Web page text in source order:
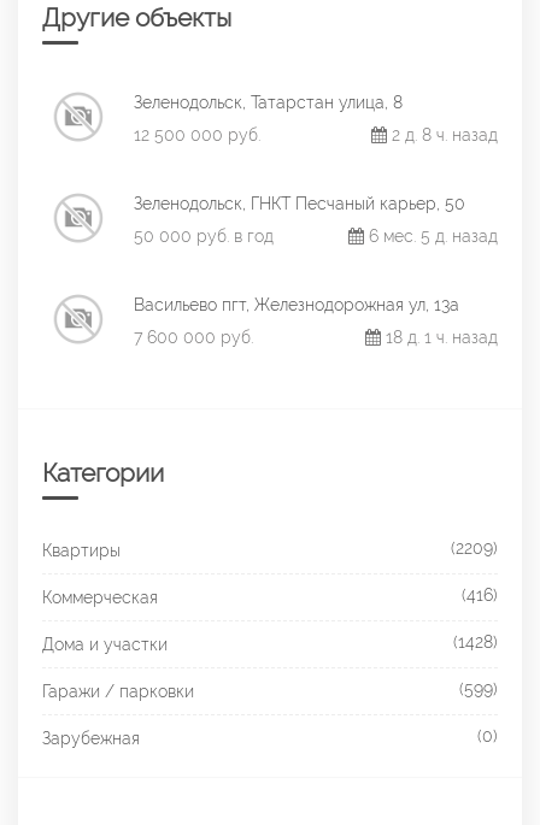
Другие объекты
Зеленодольск, Татарстан улица, 8
12 500 000 руб.
2 д. 8 ч. назад
Зеленодольск, ГНКТ Песчаный карьер, 50
50 000 руб. в год
6 мес. 5 д. назад
Васильево пгт, Железнодорожная ул, 13а
7 600 000 руб.
18 д. 1 ч. назад
Категории
Квартиры (2209)
Коммерческая (416)
Дома и участки (1428)
Гаражи / парковки (599)
Зарубежная (0)